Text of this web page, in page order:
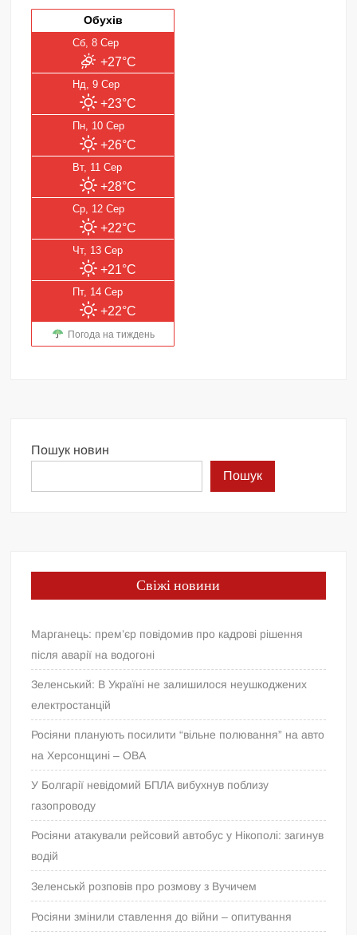
Обухів
Сб, 8 Сер
+27°C
Нд, 9 Сер
+23°C
Пн, 10 Сер
+26°C
Вт, 11 Сер
+28°C
Ср, 12 Сер
+22°C
Чт, 13 Сер
+21°C
Пт, 14 Сер
+22°C
Погода на тиждень
Пошук новин
Пошук
Свіжі новини
Марганець: прем’єр повідомив про кадрові рішення
після аварії на водогоні
Зеленський: В Україні не залишилося неушкоджених
електростанцій
Росіяни планують посилити “вільне полювання” на авто
на Херсонщині – ОВА
У Болгарії невідомий БПЛА вибухнув поблизу
газопроводу
Росіяни атакували рейсовий автобус у Нікополі: загинув
водій
Зеленськй розповів про розмову з Вучичем
Росіяни змінили ставлення до війни – опитування